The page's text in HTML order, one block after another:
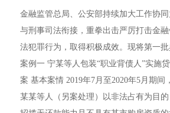
金融监管总局、公安部持续加大工作协
与刑事司法衔接，重拳出击严厉打击金
法犯罪行为，取得积极成效。现将第一批
案例一 宁某等人包装“职业背债人”实施
案 基本案情 2019年7月至2020年5月期间
某某等人（另案处理）以非法占有为目